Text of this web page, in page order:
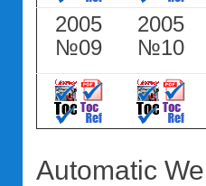
2005
№09
2005
№10
Automatic